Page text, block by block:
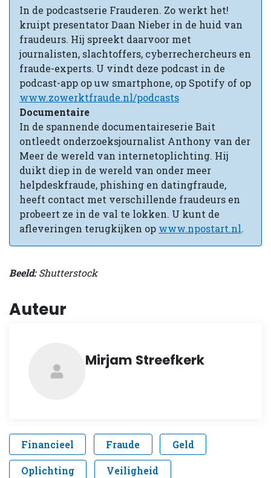
In de podcastserie Frauderen. Zo werkt het!
kruipt presentator Daan Nieber in de huid van
fraudeurs. Hij spreekt daarvoor met
journalisten, slachtoffers, cyberrechercheurs en
fraude-experts. U vindt deze podcast in de
podcast-app op uw smartphone, op Spotify of op
www.zowerktfraude.nl/podcasts
Documentaire
In de spannende documentaireserie Bait
ontleedt onderzoeksjournalist Anthony van der
Meer de wereld van internetoplichting. Hij
duikt diep in de wereld van onder meer
helpdeskfraude, phishing en datingfraude,
heeft contact met verschillende fraudeurs en
probeert ze in de val te lokken. U kunt de
afleveringen terugkijken op www.npostart.nl.
Beeld:Shutterstock
Auteur
Mirjam Streefkerk
Financieel Fraude Geld
Oplichting Veiligheid